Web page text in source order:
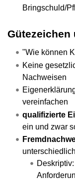
Bringschuld/
Gütezeichen
"Wie können
Keine
Nachweisen
vereinfachen
qualifizierte
ein und zwar